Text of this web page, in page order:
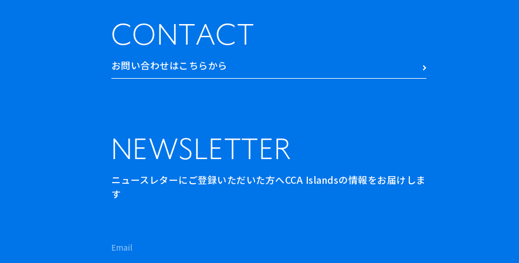
CONTACT
お問い合わせはこちらから
NEWSLETTER
ニュースレターにご登録いただいた方へCCA Islandsの情報をお届けしま
す